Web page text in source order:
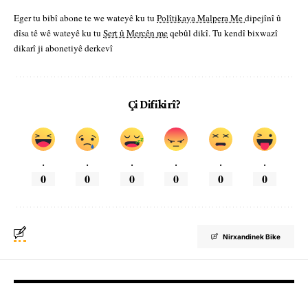
Eger tu bibî abone te we wateyê ku tu Polîtikaya Malpera Medipejînî û
dîsa tê wê wateyê ku tu Şert û Mercên meqebûl dikî. Tu kendî bixwazî
dikarî ji abonetiyê derkevî
Çi Difikirî?
.
0
.
0
.
0
.
0
.
0
.
0
Nirxandinek Bike